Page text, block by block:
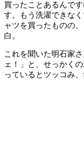
買ったことあるんで
す。もう洗濯できな
ャツを買ったものの
白。
これを聞いた明石家
ェ！」と、せっかく
っているとツッコみ